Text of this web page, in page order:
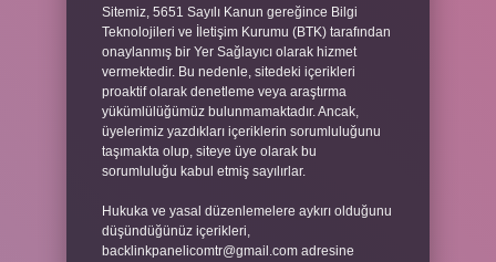
Sitemiz, 5651 Sayılı Kanun gereğince Bilgi
Teknolojileri ve İletişim Kurumu (BTK) tarafından
onaylanmış bir Yer Sağlayıcı olarak hizmet
vermektedir. Bu nedenle, sitedeki içerikleri
proaktif olarak denetleme veya araştırma
yükümlülüğümüz bulunmamaktadır. Ancak,
üyelerimiz yazdıkları içeriklerin sorumluluğunu
taşımakta olup, siteye üye olarak bu
sorumluluğu kabul etmiş sayılırlar.
Hukuka ve yasal düzenlemelere aykırı olduğunu
düşündüğünüz içerikleri,
backlinkpanelicomtr@gmail.com adresine